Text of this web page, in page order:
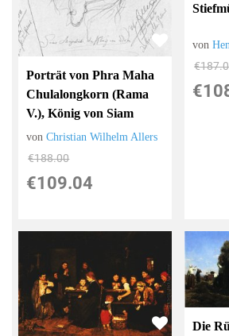
Porträt von Phra Maha
Chulalongkorn (Rama
V.), König von Siam
vonChristian Wilhelm Allers
€188.00
€109.04
von
Die